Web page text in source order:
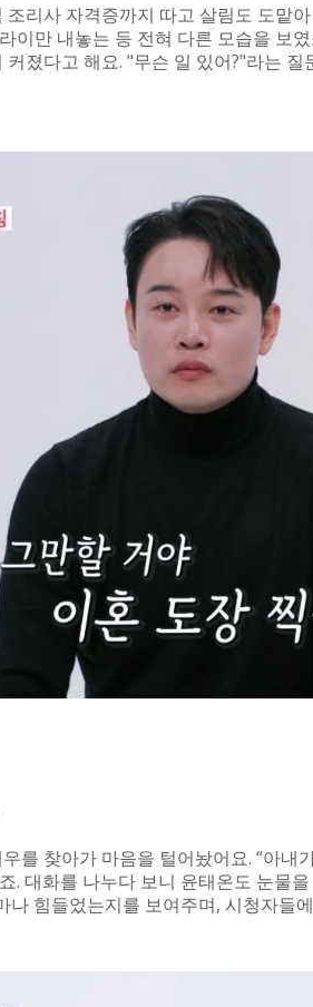
리사 자격증까지 따고 살림도 도맡
이만 내놓는 등 전혀 다른 모습을 보
졌다고 해요. "무슨 일 있어?"라는
를 찾아가 마음을 털어놨어요. “아내
. 대화를 나누다 보니 윤태온도 눈물
나 힘들었는지를 보여주며, 시청자들